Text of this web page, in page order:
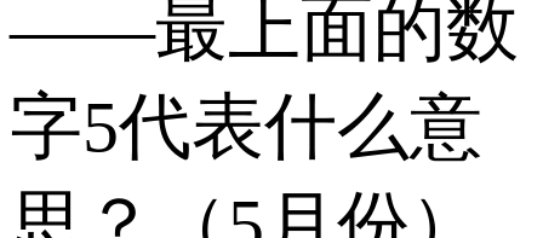
——最上面的数
字5代表什么意